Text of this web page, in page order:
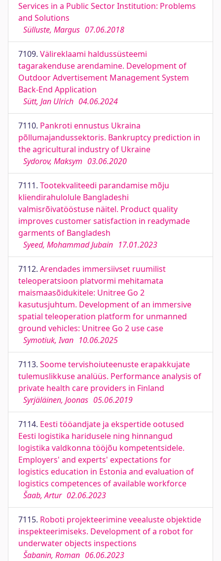
Services in a Public Sector Institution: Problems
and Solutions
Sülluste, Margus 07.06.2018
7109. Välireklaami haldussüsteemi
tagarakenduse arendamine. Development of
Outdoor Advertisement Management System
Back-End Application
Sütt, Jan Ulrich 04.06.2024
7110. Pankroti ennustus Ukraina
põllumajandussektoris. Bankruptcy prediction in
the agricultural industry of Ukraine
Sydorov, Maksym 03.06.2020
7111. Tootekvaliteedi parandamise mõju
kliendirahulolule Bangladeshi
valmisrõivatööstuse näitel. Product quality
improves customer satisfaction in readymade
garments of Bangladesh
Syeed, Mohammad Jubain 17.01.2023
7112. Arendades immersiivset ruumilist
teleoperatsioon platvormi mehitamata
maismaasõidukitele: Unitree Go 2
kasutusjuhtum. Development of an immersive
spatial teleoperation platform for unmanned
ground vehicles: Unitree Go 2 use case
Symotiuk, Ivan 10.06.2025
7113. Soome tervishoiuteenuste erapakkujate
tulemuslikkuse analüüs. Performance analysis of
private health care providers in Finland
Syrjäläinen, Joonas 05.06.2019
7114. Eesti tööandjate ja ekspertide ootused
Eesti logistika haridusele ning hinnangud
logistika valdkonna tööjõu kompetentsidele.
Employers' and experts' expectations for
logistics education in Estonia and evaluation of
logistics competences of available workforce
Šaab, Artur 02.06.2023
7115. Roboti projekteerimine veealuste objektide
inspekteerimiseks. Development of a robot for
underwater objects inspections
Šabanin, Roman 06.06.2023